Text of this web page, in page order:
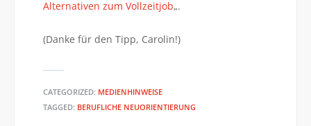
Alternativen zum Vollzeitjob„.
(Danke für den Tipp, Carolin!)
CATEGORIZED: MEDIENHINWEISE
TAGGED: BERUFLICHE NEUORIENTIERUNG